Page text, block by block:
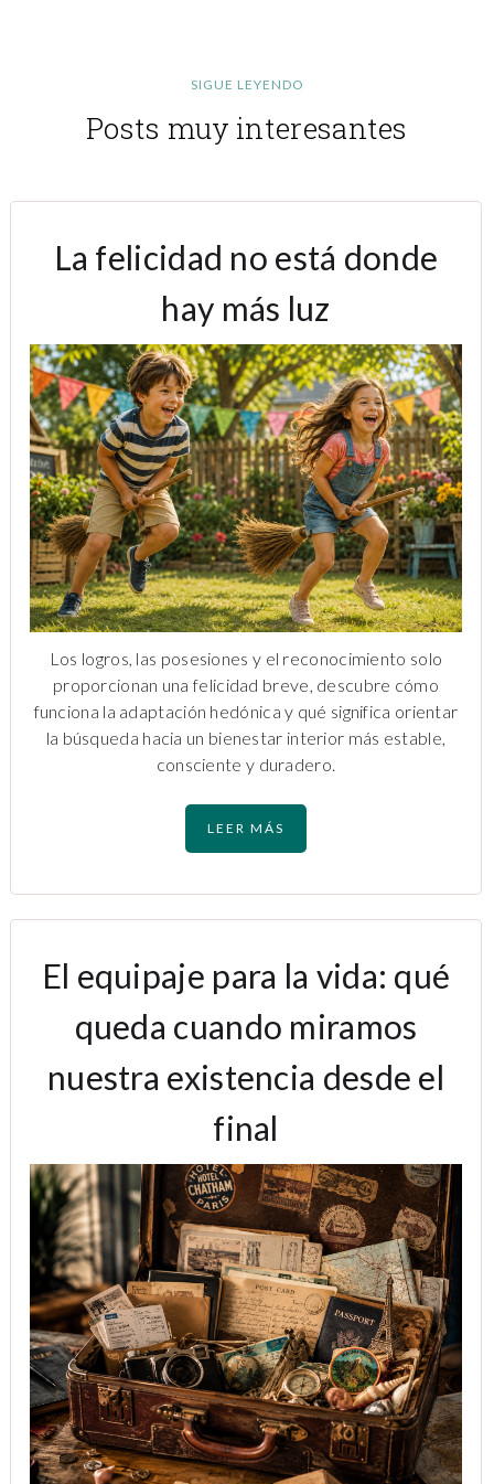
SIGUE LEYENDO
Posts muy interesantes
La felicidad no está donde
hay más luz
Los logros, las posesiones y el reconocimiento solo
proporcionan una felicidad breve, descubre cómo
funciona la adaptación hedónica y qué significa orientar
la búsqueda hacia un bienestar interior más estable,
consciente y duradero.
LEER MÁS
El equipaje para la vida: qué
queda cuando miramos
nuestra existencia desde el
final